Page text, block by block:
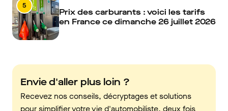
5
Prix des carburants : voici les tarifs
en France ce dimanche 26 juillet 2026
Envie d'aller plus loin ?
Recevez nos conseils, décryptages et solutions
pour simplifier votre vie d'automobiliste, deux fois